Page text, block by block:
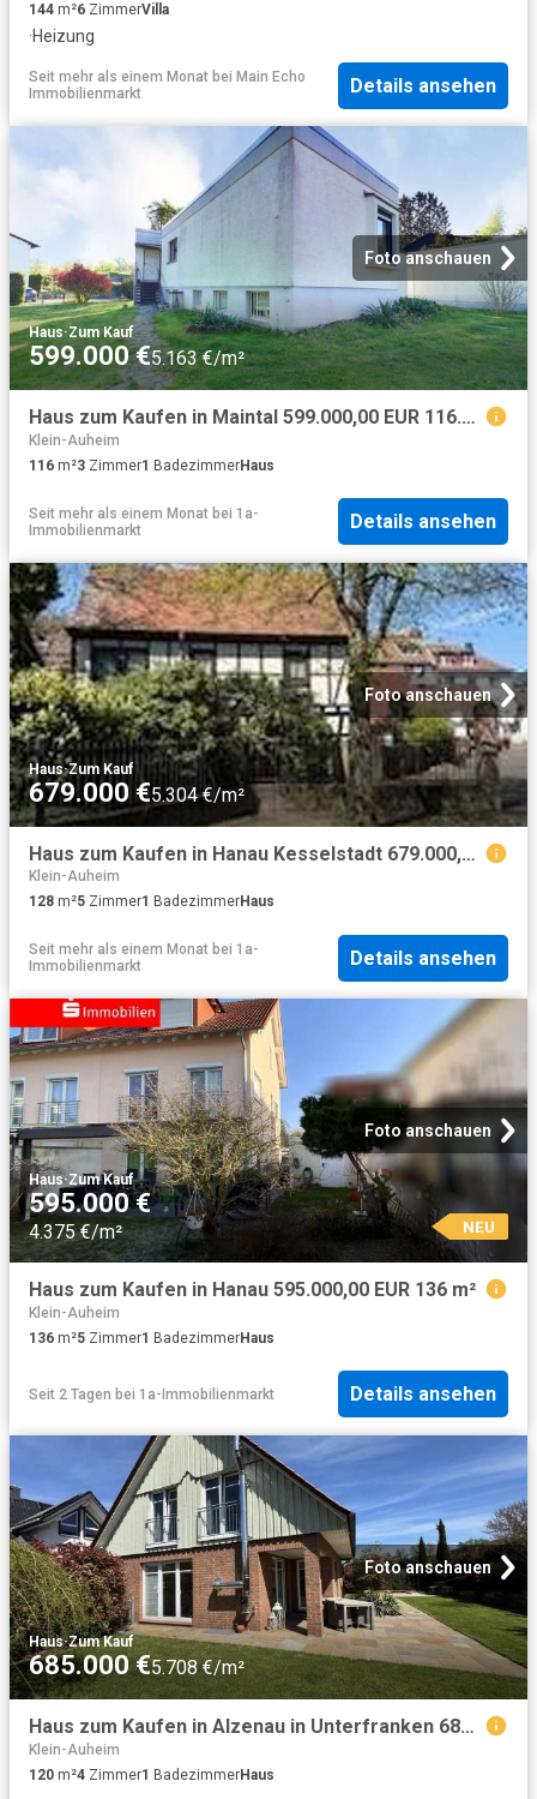
144 m²6 ZimmerVilla
·Heizung
Seit mehr als einem Monat bei Main Echo
Immobilienmarkt
Details ansehen
Foto anschauen
Haus·Zum Kauf
599.000 €5.163 €/m²
Haus zum Kaufen in Maintal 599.000,00 EUR 116.26 m²
Klein-Auheim
116 m²3 Zimmer1 BadezimmerHaus
Seit mehr als einem Monat bei 1a-
Immobilienmarkt
Details ansehen
Foto anschauen
Haus·Zum Kauf
679.000 €5.304 €/m²
Haus zum Kaufen in Hanau Kesselstadt 679.000,00 EUR 128 m²
Klein-Auheim
128 m²5 Zimmer1 BadezimmerHaus
Seit mehr als einem Monat bei 1a-
Immobilienmarkt
Details ansehen
Foto anschauen
Haus·Zum Kauf
595.000 €
4.375 €/m² NEU
Haus zum Kaufen in Hanau 595.000,00 EUR 136 m²
Klein-Auheim
136 m²5 Zimmer1 BadezimmerHaus
Seit 2 Tagen bei 1a-Immobilienmarkt Details ansehen
Foto anschauen
Haus·Zum Kauf
685.000 €5.708 €/m²
Haus zum Kaufen in Alzenau in Unterfranken 685.000,00 EUR 120 m²
Klein-Auheim
120 m²4 Zimmer1 BadezimmerHaus